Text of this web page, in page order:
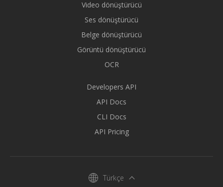
Video dönüştürücü
Ses dönüştürücü
Belge dönüştürücü
Görüntü dönüştürücü
OCR
Developers API
API Docs
CLI Docs
API Pricing
Türkçe